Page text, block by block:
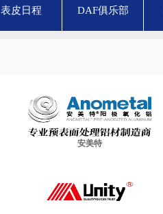
表皮日程 DAF俱乐部
安美特